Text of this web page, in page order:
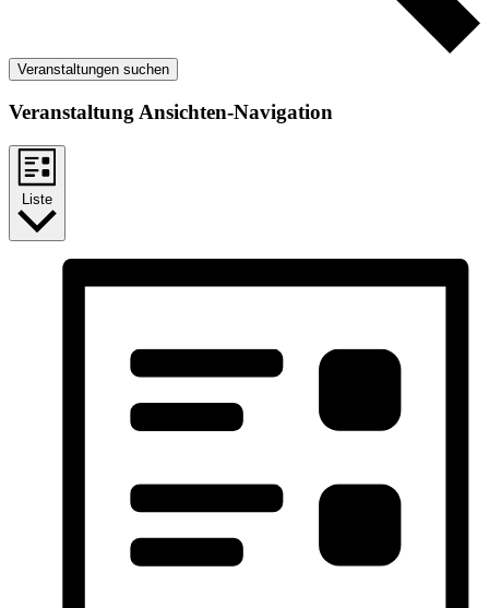
Veranstaltungen suchen
Veranstaltung Ansichten-Navigation
Liste